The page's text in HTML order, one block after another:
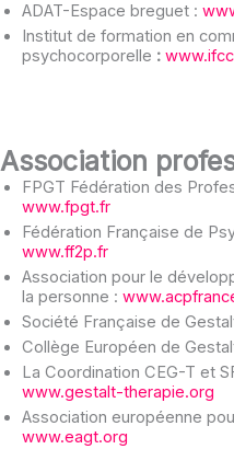
ADAT-Espace breguet :
Institut de formation en
psychocorporelle :
Association
FPGT Fédération des
www.fpgt.fr
Fédération Française de
www.ff2p.fr
Association pour le
la personne :
Société Française de
Collège Européen de
La Coordination CEG-T et
www.gestalt-therapie.org
Association européenne
www.eagt.org